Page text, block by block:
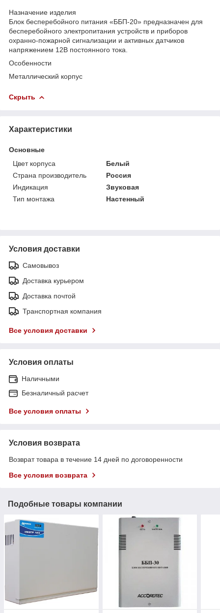
Назначение изделия
Блок бесперебойного питания «ББП-20» предназначен для
бесперебойного электропитания устройств и приборов
охранно-пожарной сигнализации и активных датчиков
напряжением 12В постоянного тока.
Особенности
Металлический корпус
Скрыть
Характеристики
Основные
Цвет корпуса
Белый
Страна производитель
Россия
Индикация
Звуковая
Тип монтажа
Настенный
Условия доставки
Самовывоз
Доставка курьером
Доставка почтой
Транспортная компания
Все условия доставки
Условия оплаты
Наличными
Безналичный расчет
Все условия оплаты
Условия возврата
Возврат товара в течение 14 дней по договоренности
Все условия возврата
Подобные товары компании